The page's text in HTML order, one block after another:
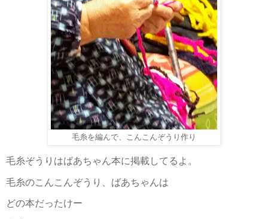
毛糸を編んで、こんこんぞうり作り
毛糸ぞうりはばあちゃん本に掲載してるよ。
毛糸のこんこんぞうり、ばあちゃんは
どの本だったけー